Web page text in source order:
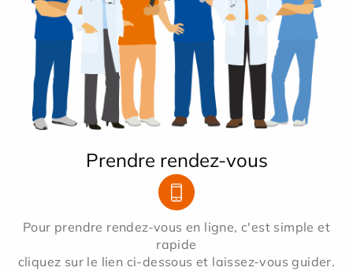
Prendre rendez-vous
Pour prendre rendez-vous en ligne, c'est simple et
rapide
cliquez sur le lien ci-dessous et laissez-vous guider.